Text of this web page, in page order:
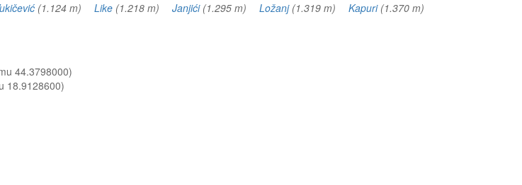
(1.124 m) Like (1.218 m) Janjići(1.295 m) Ložanj(1.319 m) Kapuri(1.370 m)
44.3798000)
18.9128600)